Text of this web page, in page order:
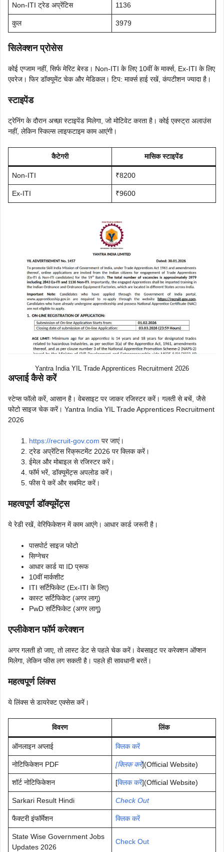
Non-ITI ट्रेड अप्रेंटिस 1136
कुल 3979
सिलेक्शन प्रोसेस
कोई एग्जाम नहीं, सिर्फ मेरिट बेस्ड। Non-ITI के लिए 10वीं के मार्क्स, Ex-ITI के लिए
एवरेज। फिर डॉक्यूमेंट चेक और मेडिकल। टिप: मार्क्स हाई रखें, कंपटीशन ज्यादा है।
स्टाइपेंड
ट्रेनिंग के दौरान अच्छा स्टाइपेंड मिलेगा, जो मोटिवेट करता है। कोई एक्स्ट्रा अलाउंस
नहीं, लेकिन स्किल्स लाइफटाइम काम आएंगी।
कैटेगरी मासिक स्टाइपेंड
Non-ITI ₹8200
Ex-ITI ₹9600
Yantra India YIL Trade Apprentices Recruitment 2026
अप्लाई कैसे करें
स्टेप्स फॉलो करें, आसान है। वेबसाइट पर जाकर रजिस्टर करें। गलती से बचें, जैसे
फोटो साइज चेक करें। Yantra India YIL Trade Apprentices Recruitment
2026
https://recruit-gov.com पर जाएं।
ट्रेड अप्रेंटिस रिक्रूटमेंट 2026 पर क्लिक करें।
ईमेल और मोबाइल से रजिस्टर करें।
फॉर्म भरें, डॉक्यूमेंट्स अपलोड करें।
फीस पे करें और सबमिट करें।
महत्वपूर्ण डॉक्यूमेंट्स
ये रेडी रखें, वेरिफिकेशन में काम आएंगे। आधार कार्ड जरूरी है।
पासपोर्ट साइज फोटो
सिग्नेचर
आधार कार्ड या ID प्रूफ
10वीं मार्कशीट
ITI सर्टिफिकेट (Ex-ITI के लिए)
कास्ट सर्टिफिकेट (अगर लागू)
PwD सर्टिफिकेट (अगर लागू)
एप्लीकेशन फॉर्म करेक्शन
अगर गलती हो जाए, तो लास्ट डेट से पहले चेक करें। वेबसाइट पर करेक्शन ऑप्शन
मिलेगा, लेकिन फीस लग सकती है। पहले ही सावधानी बरतें।
महत्वपूर्ण लिंक्स
ये लिंक्स से डायरेक्ट एक्सेस करें।
विवरण लिंक
ऑनलाइन अप्लाई क्लिक करें
नोटिफिकेशन PDF [क्लिक करें](Official Website)
शॉर्ट नोटिफिकेशन [क्लिक करें](Official Website)
Sarkari Result Hindi Check Out
फैक्टरी इंफॉर्मेशन क्लिक करें
State Wise Government Jobs
Updates 2026
Check Out